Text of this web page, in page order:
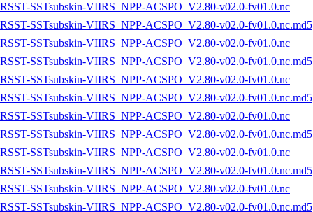
SSTsubskin-VIIRS_NPP-ACSPO_V2.80-v02.0-fv01.0.nc
SSTsubskin-VIIRS_NPP-ACSPO_V2.80-v02.0-fv01.0.nc.md5
SSTsubskin-VIIRS_NPP-ACSPO_V2.80-v02.0-fv01.0.nc
SSTsubskin-VIIRS_NPP-ACSPO_V2.80-v02.0-fv01.0.nc.md5
SSTsubskin-VIIRS_NPP-ACSPO_V2.80-v02.0-fv01.0.nc
SSTsubskin-VIIRS_NPP-ACSPO_V2.80-v02.0-fv01.0.nc.md5
SSTsubskin-VIIRS_NPP-ACSPO_V2.80-v02.0-fv01.0.nc
SSTsubskin-VIIRS_NPP-ACSPO_V2.80-v02.0-fv01.0.nc.md5
SSTsubskin-VIIRS_NPP-ACSPO_V2.80-v02.0-fv01.0.nc
SSTsubskin-VIIRS_NPP-ACSPO_V2.80-v02.0-fv01.0.nc.md5
SSTsubskin-VIIRS_NPP-ACSPO_V2.80-v02.0-fv01.0.nc
SSTsubskin-VIIRS_NPP-ACSPO_V2.80-v02.0-fv01.0.nc.md5